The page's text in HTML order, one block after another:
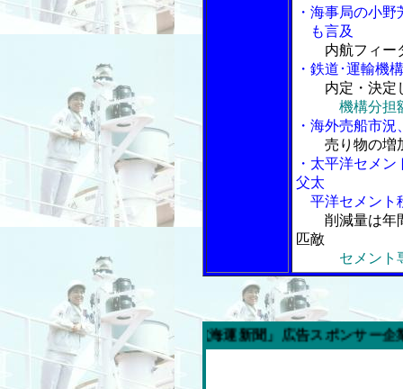
・海事局の小
も言及
内航フィー
・鉄道･運輸機
内定・決定
機構分担
・海外売船市
売り物の増
・太平洋セメ
父太
平洋セメント
削減量は年
匹敵
セメント
今週の「内航海運新聞」広告スポンサー企業